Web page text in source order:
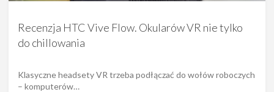
Recenzja HTC Vive Flow. Okularów VR nie tylko
do chillowania
Klasyczne headsety VR trzeba podłączać do wołów roboczych
– komputerów…